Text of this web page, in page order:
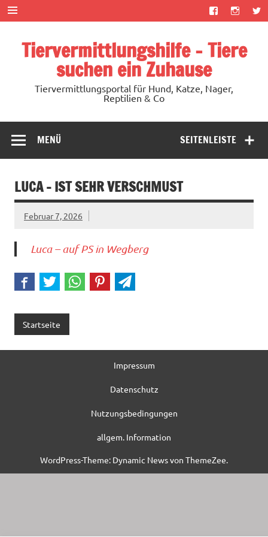
Zum
Inhalt
springen
Tiervermittlungshilfe – Tiere
suchen ein Zuhause
Tiervermittlungsportal für Hund, Katze, Nager,
Reptilien & Co
SEITENLEISTE
MENÜ
LUCA – IST SEHR VERSCHMUST
Februar 7, 2026
Luca – auf PS in Wegberg
Startseite
Impressum
Datenschutz
Nutzungsbedingungen
allgem. Information
WordPress-Theme: Dynamic News von ThemeZee.